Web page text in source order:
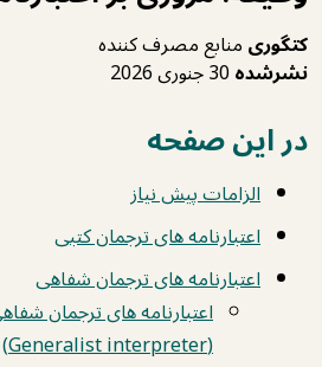
کتگوریمنابع مصرف کننده
نشرشده
در این صفحه
الزامات پیش ‌نیاز
اعتبارنامه های ترجمان کتبی
اعتبارنامه های ترجمان شفاهی
اعتبارنامه های ترجمان
(Generalist interpreter)